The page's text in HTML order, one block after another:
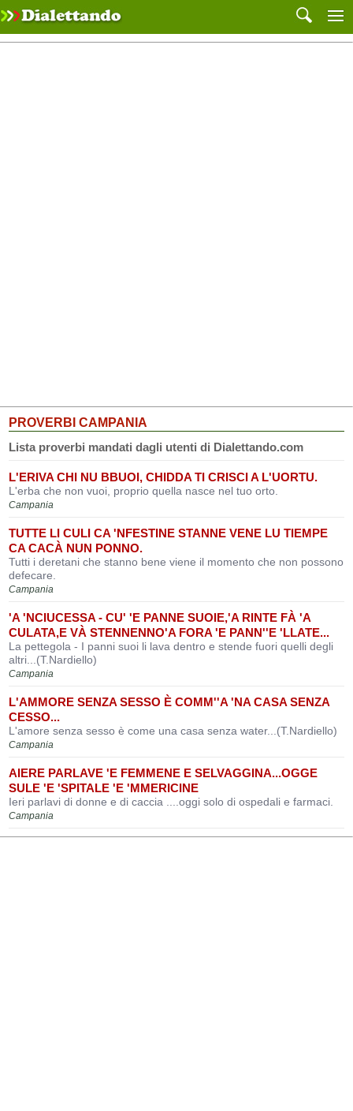
PROVERBI CAMPANIA
Lista proverbi mandati dagli utenti di Dialettando.com
L'ERIVA CHI NU BBUOI, CHIDDA TI CRISCI A L'UORTU.
L'erba che non vuoi, proprio quella nasce nel tuo orto.
Campania
TUTTE LI CULI CA 'NFESTINE STANNE VENE LU TIEMPE
CA CACÀ NUN PONNO.
Tutti i deretani che stanno bene viene il momento che non possono
defecare.
Campania
'A 'NCIUCESSA - CU' 'E PANNE SUOIE,'A RINTE FÀ 'A
CULATA,E VÀ STENNENNO'A FORA 'E PANN''E 'LLATE...
La pettegola - I panni suoi li lava dentro e stende fuori quelli degli
altri...(T.Nardiello)
Campania
L'AMMORE SENZA SESSO È COMM''A 'NA CASA SENZA
CESSO...
L'amore senza sesso è come una casa senza water...(T.Nardiello)
Campania
AIERE PARLAVE 'E FEMMENE E SELVAGGINA...OGGE
SULE 'E 'SPITALE 'E 'MMERICINE
Ieri parlavi di donne e di caccia ....oggi solo di ospedali e farmaci.
Campania